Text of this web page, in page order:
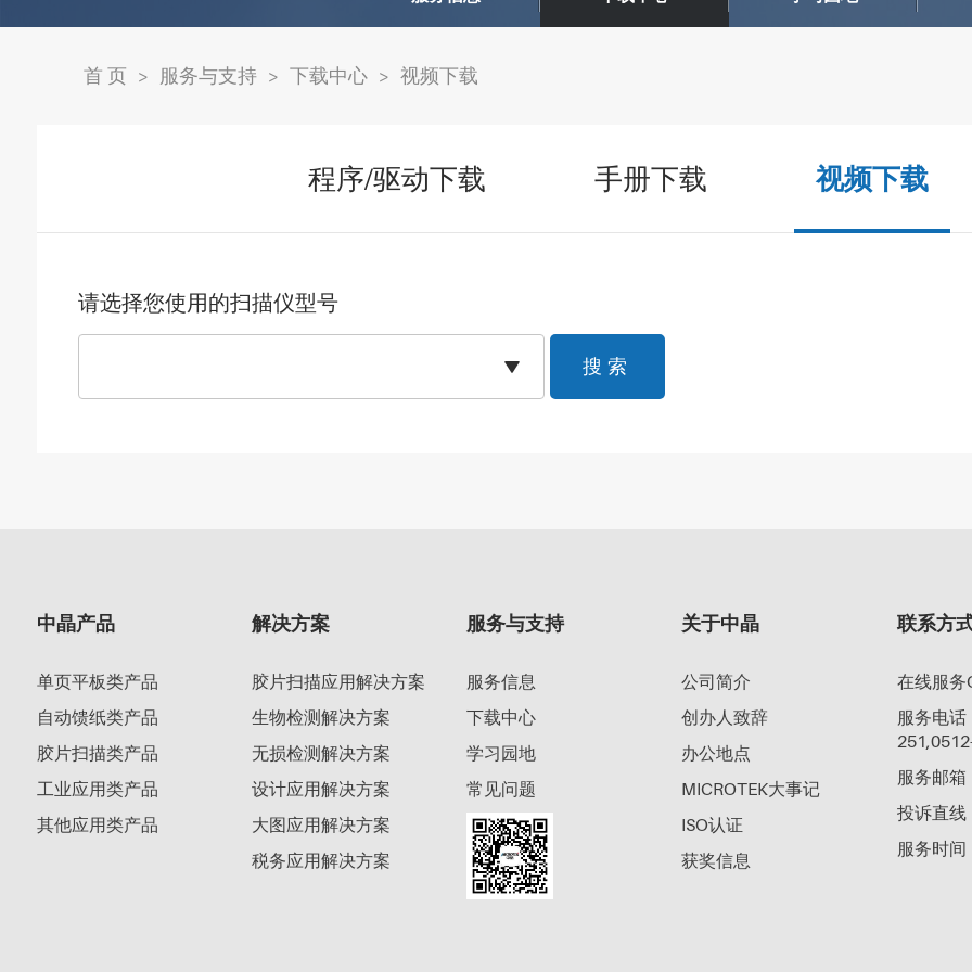
首 页 > 服务与支持 > 下载中心 > 视频下载
程序/驱动下载 手册下载 视频下载
请选择您使用的扫描仪型号
中晶产品
单页平板类产品
自动馈纸类产品
胶片扫描类产品
工业应用类产品
其他应用类产品
解决方案
胶片扫描应用解决方案
生物检测解决方案
无损检测解决方案
设计应用解决方案
大图应用解决方案
税务应用解决方案
服务与支持
服务信息
下载中心
学习园地
常见问题
关于中晶
公司简介
创办人致辞
办公地点
MICROTEK大事记
ISO认证
获奖信息
联系方
在线服务
服务电
服务邮
投诉直线
服务时间